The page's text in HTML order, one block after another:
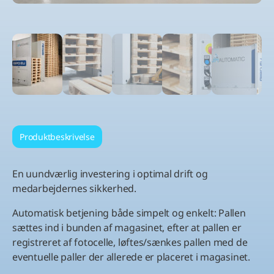
Produktbeskrivelse
En uundværlig investering i optimal drift og
medarbejdernes sikkerhed.
Automatisk betjening både simpelt og enkelt: Pallen
sættes ind i bunden af magasinet, efter at pallen er
registreret af fotocelle, løftes/sænkes pallen med de
eventuelle paller der allerede er placeret i magasinet.